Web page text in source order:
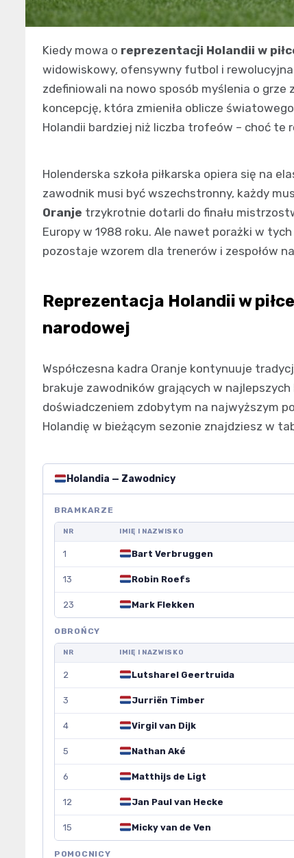
Kiedy mowa o reprezentacji Holandii w
widowiskowy, ofensywny futbol i
zdefiniowali na nowo sposób myślenia o grze
koncepcję, która zmieniła oblicze
Holandii bardziej niż liczba trofeów – choć te
Holenderska szkoła piłkarska opiera się na
zawodnik musi być wszechstronny, każdy
Oranje trzykrotnie dotarli do finału
Europy w 1988 roku. Ale nawet porażki w
pozostaje wzorem dla trenerów i zespołów
Reprezentacja Holandii w
narodowej
Współczesna kadra Oranje kontynuuje
brakuje zawodników grających w najlepszych
doświadczeniem zdobytym na najwyższym
Holandię w bieżącym sezonie znajdziesz w
Holandia — Zawodnicy
BRAMKARZE
NR IMIĘ I NAZWISKO
1 Bart Verbruggen
13 Robin Roefs
23 Mark Flekken
OBROŃCY
NR IMIĘ I NAZWISKO
2 Lutsharel Geertruida
3 Jurriën Timber
4 Virgil van Dijk
5 Nathan Aké
6 Matthijs de Ligt
12 Jan Paul van Hecke
15 Micky van de Ven
POMOCNICY